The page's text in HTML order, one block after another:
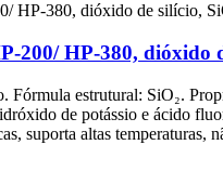
200/ HP-380, dióxido
estrutural: SiO₂.
de potássio e ácido
suporta altas